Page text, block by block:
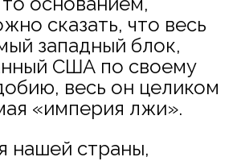
сказать, что весь
западный блок,
США по своему
весь он целиком
«империя лжи».
нашей страны,